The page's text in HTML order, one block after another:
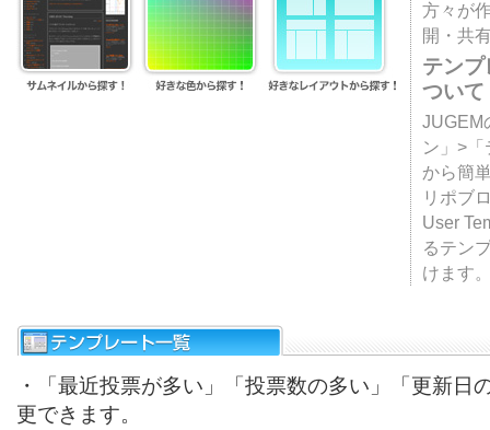
方々が
開・共
テン
ついて
JUGEM
ン」>
から簡
リポブ
User
るテン
けます
・「最近投票が多い」「投票数の多い」「更新日
更できます。